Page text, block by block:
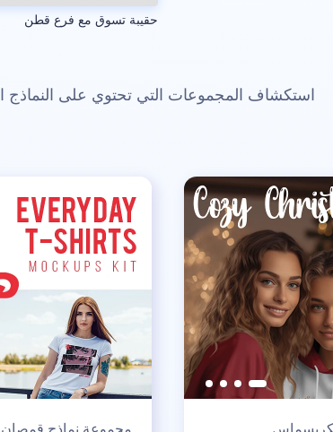
حقيبة تسوق مع فرع قطن
استكشاف المجموعات التي تحتوي على
مجموعة نماذج قمصان